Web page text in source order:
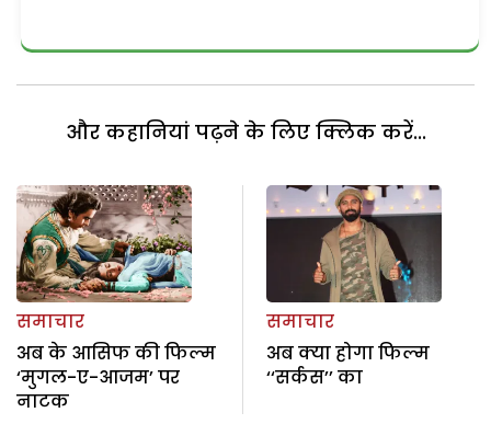
और कहानियां पढ़ने के लिए क्लिक करें...
समाचार
अब के आसिफ की फिल्म
‘मुगल-ए-आजम’ पर
नाटक
समाचार
अब क्या होगा फिल्म
‘‘सर्कस’’ का